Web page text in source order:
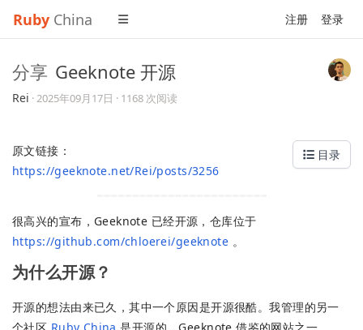
Ruby China 注册 登录
分享 Geeknote 开源
Rei ·2025年09月17日 · 1168 次阅读
目录
原文链接：
https://geeknote.net/Rei/posts/3256
很高兴的宣布，Geeknote 已经开源，仓库位于
https://github.com/chloerei/geeknote 。
为什么开源？
开源的想法由来已久，其中一个原因是开源很酷。我管理的另一